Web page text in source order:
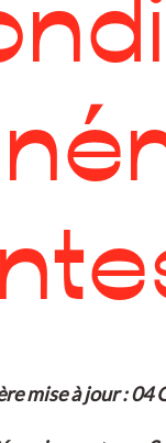
mise à jour : 04